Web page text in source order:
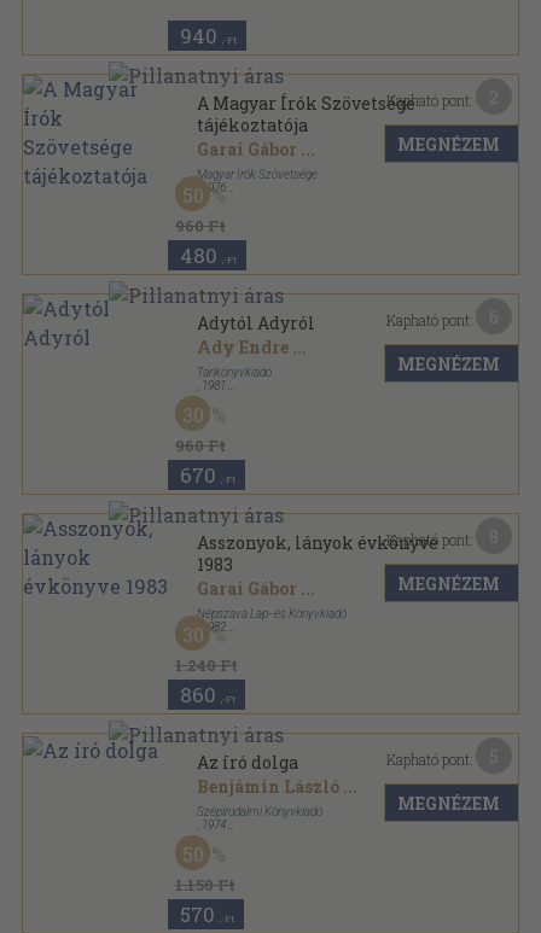
940 ,-Ft
A Magyar Írók Szövetsége
tájékoztatója
Garai Gábor ...
Magyar Írók Szövetsége
, 1976
Tűzött kötés
A Magyar Írók Szövetsége tájékoztatója sorozat
960 Ft
50
480 ,-Ft
Kapható pont:
MEGNÉZEM
Adytól Adyról
Ady Endre ...
Tankönyvkiadó
1981
Fűzött kemény papírkötés
Íróktól írókról sorozat
960 Ft
30
670 ,-Ft
Kapható pont:
MEGNÉZEM
Asszonyok, lányok évkönyve
1983
Garai Gábor ...
Népszava Lap- és Könyvkiadó
, 1982
Ragasztott papírkötés
Asszonyok, lányok évkönyve sorozat
1.240 Ft
30
860 ,-Ft
Kapható pont:
MEGNÉZEM
Az író dolga
Benjámin László ...
Szépirodalmi Könyvkiadó
1974
Könyvkötői kötés
Diákkönyvtár sorozat
1.150 Ft
50
570 ,-Ft
Kapható pont:
MEGNÉZEM